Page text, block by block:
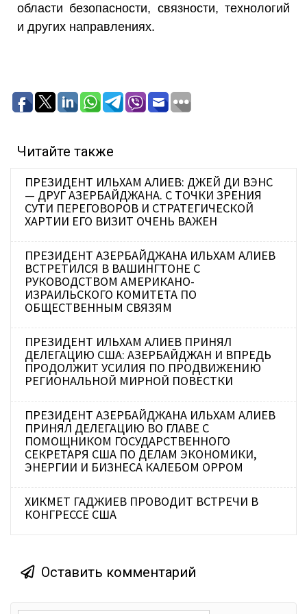
области безопасности, связности, технологий
и других направлениях.
Читайте также
ПРЕЗИДЕНТ ИЛЬХАМ АЛИЕВ: ДЖЕЙ ДИ ВЭНС
— ДРУГ АЗЕРБАЙДЖАНА. С ТОЧКИ ЗРЕНИЯ
СУТИ ПЕРЕГОВОРОВ И СТРАТЕГИЧЕСКОЙ
ХАРТИИ ЕГО ВИЗИТ ОЧЕНЬ ВАЖЕН
ПРЕЗИДЕНТ АЗЕРБАЙДЖАНА ИЛЬХАМ АЛИЕВ
ВСТРЕТИЛСЯ В ВАШИНГТОНЕ С
РУКОВОДСТВОМ АМЕРИКАНО-
ИЗРАИЛЬСКОГО КОМИТЕТА ПО
ОБЩЕСТВЕННЫМ СВЯЗЯМ
ПРЕЗИДЕНТ ИЛЬХАМ АЛИЕВ ПРИНЯЛ
ДЕЛЕГАЦИЮ США: АЗЕРБАЙДЖАН И ВПРЕДЬ
ПРОДОЛЖИТ УСИЛИЯ ПО ПРОДВИЖЕНИЮ
РЕГИОНАЛЬНОЙ МИРНОЙ ПОВЕСТКИ
ПРЕЗИДЕНТ АЗЕРБАЙДЖАНА ИЛЬХАМ АЛИЕВ
ПРИНЯЛ ДЕЛЕГАЦИЮ ВО ГЛАВЕ С
ПОМОЩНИКОМ ГОСУДАРСТВЕННОГО
СЕКРЕТАРЯ США ПО ДЕЛАМ ЭКОНОМИКИ,
ЭНЕРГИИ И БИЗНЕСА КАЛЕБОМ ОРРОМ
ХИКМЕТ ГАДЖИЕВ ПРОВОДИТ ВСТРЕЧИ В
КОНГРЕССЕ США
Оставить комментарий